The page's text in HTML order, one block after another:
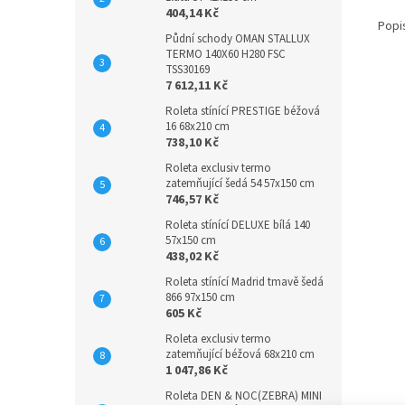
404,14 Kč
Půdní schody OMAN STALLUX
TERMO 140X60 H280 FSC
TSS30169
7 612,11 Kč
Roleta stínící PRESTIGE béžová
16 68x210 cm
738,10 Kč
Roleta exclusiv termo
zatemňující šedá 54 57x150 cm
746,57 Kč
Roleta stínící DELUXE bílá 140
57x150 cm
438,02 Kč
Roleta stínící Madrid tmavě šedá
866 97x150 cm
605 Kč
Roleta exclusiv termo
zatemňující béžová 68x210 cm
1 047,86 Kč
Roleta DEN & NOC(ZEBRA) MINI